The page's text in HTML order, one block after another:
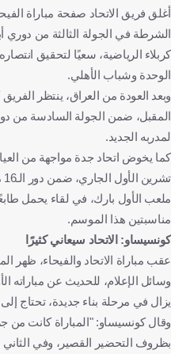
أغلق فريق الاتحاد صفحة مباراة
الشرطة في الجولة الثالثة من دوري
كربلاء الرياضية، سعيًا لتحقيق
الوحدة وشباب الأهلي.
وبعد العودة من العراق، ينتظر
المقبل، ضمن الجولة السادسة من
لمدربه الجديد.
ملعب الأول بارك، في لقاء يحمل
مناسبتين هذا الموسم.
كونسيساو: الاتحاد سيعاني كثيرًا
عقب مباراة الاتحاد والفيحاء، ظهر
وسائل الإعلام، للحديث عن مباراته
يزال في مرحلة بناء جديدة، تحتاج
وقال كونسيساو: "المباراة كانت من
بظروف التحضير القصير، وفي